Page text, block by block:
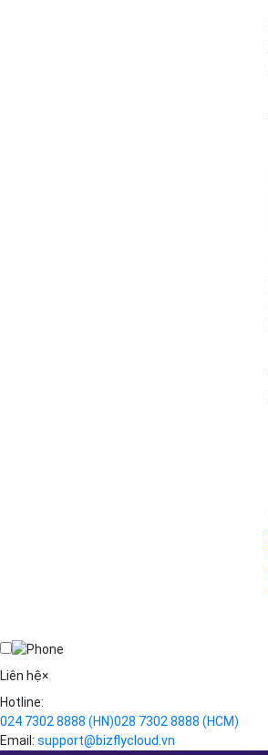
Liên hệ×
Hotline:
024 7302 8888 (HN)028 7302 8888 (HCM)
Email: support@bizflycloud.vn